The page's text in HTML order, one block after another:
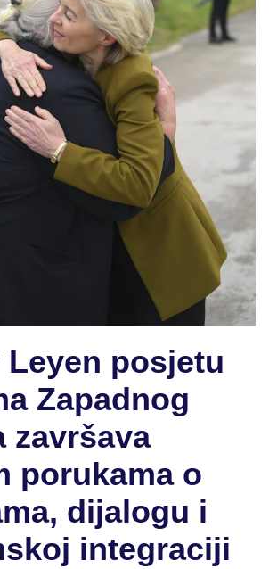
Leyen posjetu
Zapadnog
završava
porukama o
dijalogu i
integraciji